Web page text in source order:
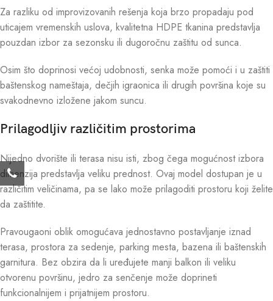
Za razliku od improvizovanih rešenja koja brzo propadaju pod
uticajem vremenskih uslova, kvalitetna HDPE tkanina predstavlja
pouzdan izbor za sezonsku ili dugoročnu zaštitu od sunca.
Osim što doprinosi većoj udobnosti, senka može pomoći i u zaštiti
baštenskog nameštaja, dečjih igraonica ili drugih površina koje su
svakodnevno izložene jakom suncu.
Prilagodljiv različitim prostorima
Nijedno dvorište ili terasa nisu isti, zbog čega mogućnost izbora
dimenzija predstavlja veliku prednost. Ovaj model dostupan je u
različitim veličinama, pa se lako može prilagoditi prostoru koji želite
da zaštitite.
Pravougaoni oblik omogućava jednostavno postavljanje iznad
terasa, prostora za sedenje, parking mesta, bazena ili baštenskih
garnitura. Bez obzira da li uređujete manji balkon ili veliku
otvorenu površinu, jedro za senčenje može doprineti
funkcionalnijem i prijatnijem prostoru.